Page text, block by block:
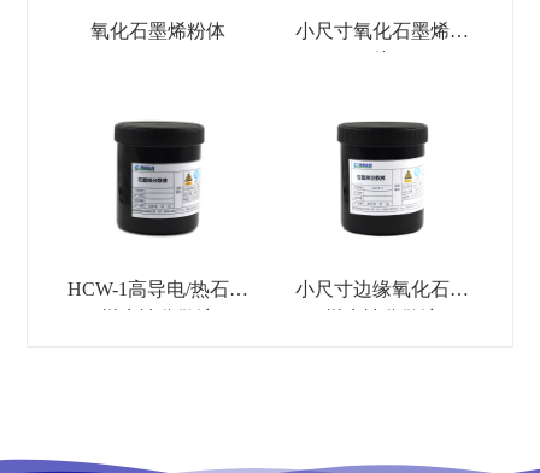
氧化石墨烯粉体
小尺寸氧化石墨烯粉
HCW-1高导电/热石墨
小尺寸边缘氧化石墨